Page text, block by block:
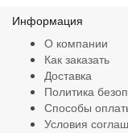
Информация
О компании
Как заказать
Доставка
Политика
Способы
Условия